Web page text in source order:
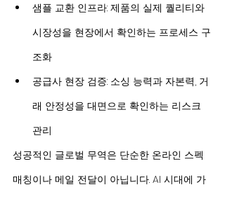
샘플 교환 인프라: 제품의 실제 퀄리티와
시장성을 현장에서 확인하는 프로세스 구
조화
공급사 현장 검증: 소싱 능력과 자본력, 거
래 안정성을 대면으로 확인하는 리스크
관리
성공적인 글로벌 무역은 단순한 온라인 스펙
매칭이나 메일 전달이 아닙니다. AI 시대에 가